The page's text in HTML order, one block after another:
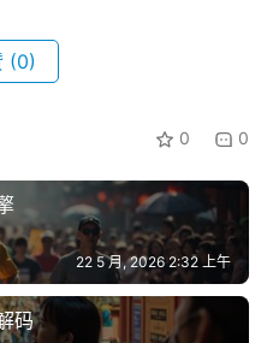
(0)
0 0
22 5 月, 2026 2:32 上午
码